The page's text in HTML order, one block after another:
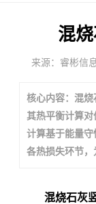
混
来源：睿彬信
核心内容：混烧
其热平衡计算
计算基于能量
各热损失环节，
混烧石灰